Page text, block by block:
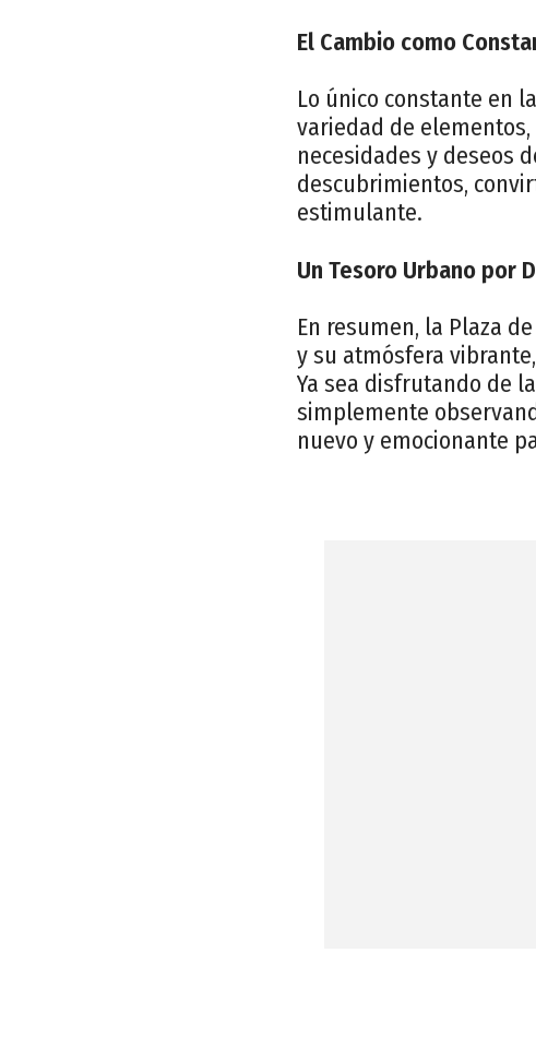
El Cambio como
Lo único constante en
variedad de
necesidades y deseos
descubrimientos,
estimulante.
Un Tesoro Urbano por
En resumen, la Plaza
y su atmósfera
Ya sea disfrutando de
simplemente
nuevo y emocionante